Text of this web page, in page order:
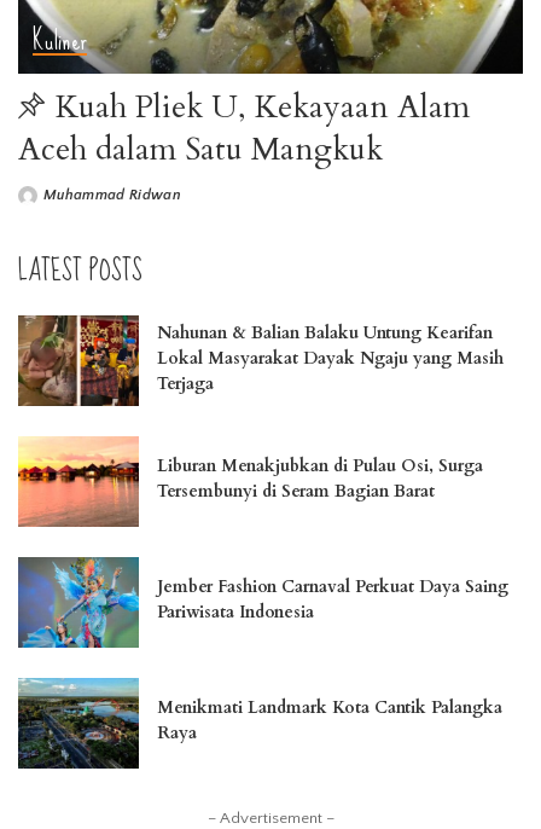
Kuliner
Kuah Pliek U, Kekayaan Alam
Aceh dalam Satu Mangkuk
Muhammad Ridwan
LATEST POSTS
Nahunan & Balian Balaku Untung Kearifan
Lokal Masyarakat Dayak Ngaju yang Masih
Terjaga
Liburan Menakjubkan di Pulau Osi, Surga
Tersembunyi di Seram Bagian Barat
Jember Fashion Carnaval Perkuat Daya Saing
Pariwisata Indonesia
Menikmati Landmark Kota Cantik Palangka
Raya
– Advertisement –